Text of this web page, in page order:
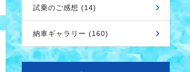
試乗のご感想 (14)
納車ギャラリー (160)